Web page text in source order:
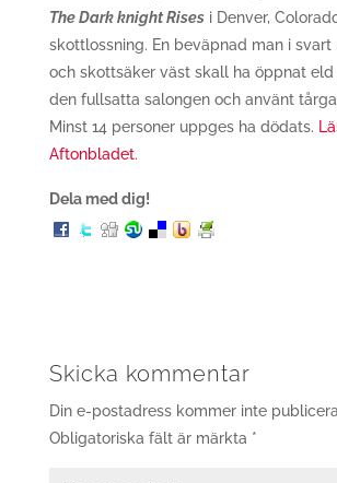
The Dark knight Risesi Denver,
skottlossning. En beväpnad man i svart
och skottsäker väst skall ha öppnat
den fullsatta salongen och använt
Minst 14 personer uppges ha dödats.
Aftonbladet.
Dela med dig!
Skicka kommentar
Din e-postadress kommer inte
Obligatoriska fält är märkta *